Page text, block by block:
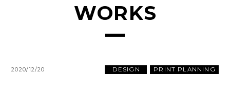
WORKS
2020/12/20 DESIGN PRINT PLANNING